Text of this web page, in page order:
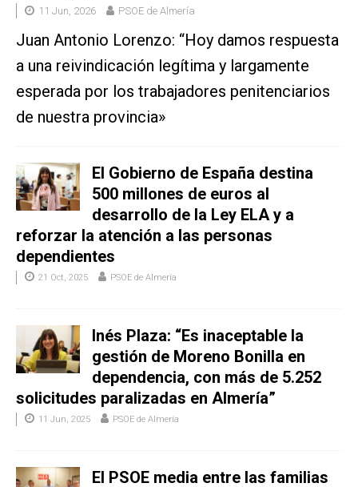
11 Jun, 2026 PSOE de Almería
Juan Antonio Lorenzo: “Hoy damos respuesta
a una reivindicación legítima y largamente
esperada por los trabajadores penitenciarios
de nuestra provincia»
El Gobierno de España destina
500 millones de euros al
desarrollo de la Ley ELA y a
reforzar la atención a las personas
dependientes
21 Oct, 2025 PSOE de Almería
Inés Plaza: “Es inaceptable la
gestión de Moreno Bonilla en
dependencia, con más de 5.252
solicitudes paralizadas en Almería”
11 Jun, 2025 PSOE de Almería
El PSOE media entre las familias